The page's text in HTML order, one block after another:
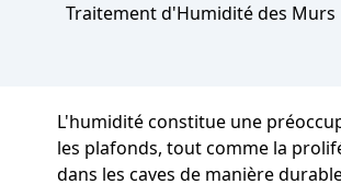
Traitement d'Humidité des Murs
L'humidité constitue une
les plafonds, tout comme la
dans les caves de manière